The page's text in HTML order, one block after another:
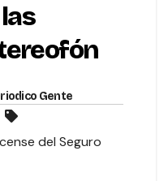
Gente
del Seguro